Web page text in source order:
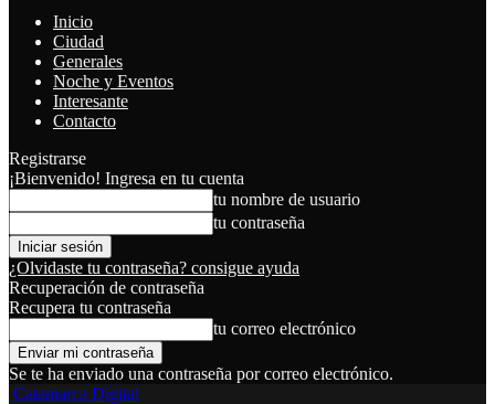
Inicio
Ciudad
Generales
Noche y Eventos
Interesante
Contacto
Registrarse
¡Bienvenido! Ingresa en tu cuenta
tu nombre de usuario
tu contraseña
¿Olvidaste tu contraseña? consigue ayuda
Recuperación de contraseña
Recupera tu contraseña
tu correo electrónico
Se te ha enviado una contraseña por correo electrónico.
Catamarca Digital